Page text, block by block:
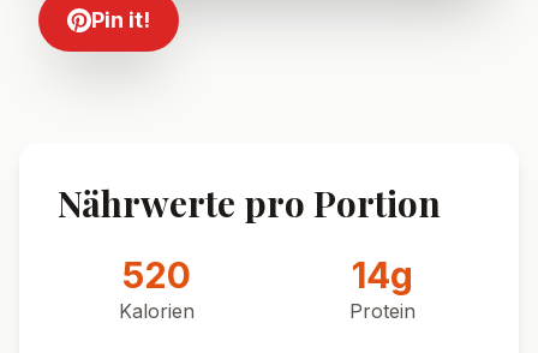
Pin it!
Nährwerte pro Portion
520
Kalorien
14g
Protein